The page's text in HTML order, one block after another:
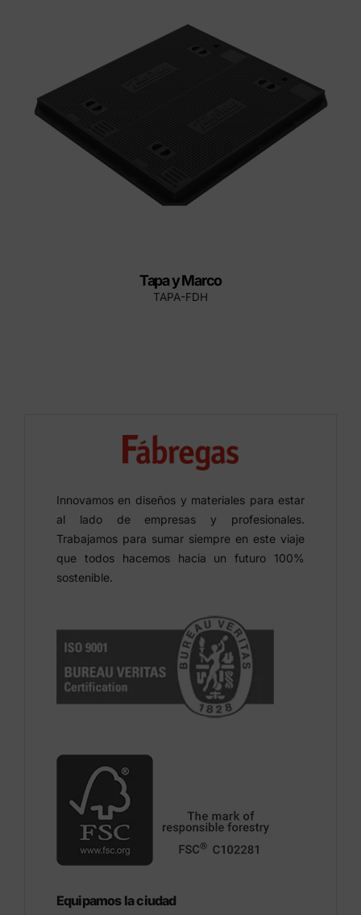
Tapa y Marco
TAPA-FDH
Innovamos en diseños y materiales para estar
al lado de empresas y profesionales.
Trabajamos para sumar siempre en este viaje
que todos hacemos hacia un futuro 100%
sostenible.
Equipamos la ciudad